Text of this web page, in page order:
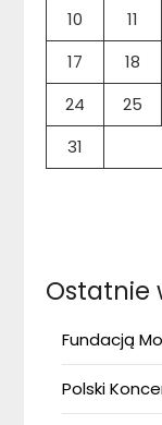
10
11
17
18
24
25
31
Ostatnie
Fundacją
Polski